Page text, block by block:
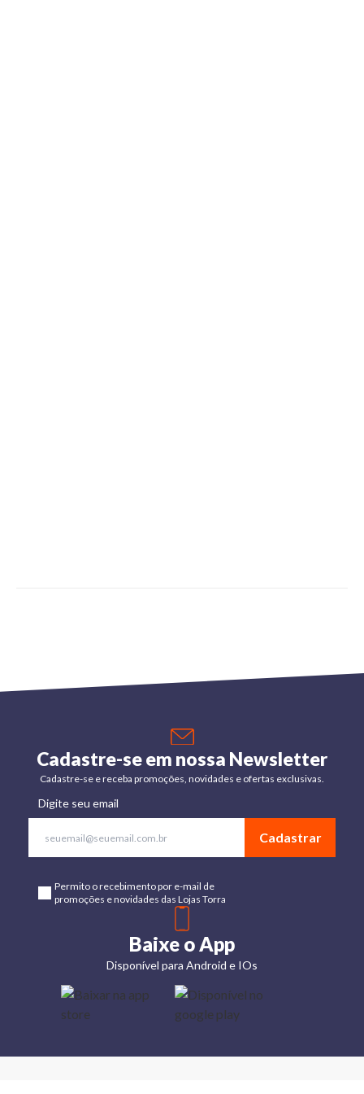
Cadastre-se em nossa Newsletter
Cadastre-se e receba promoções, novidades e ofertas exclusivas.
Digite seu email
Cadastrar
Permito o recebimento por e-mail de
promoções e novidades das Lojas Torra
Baixe o App
Disponível para Android e IOs